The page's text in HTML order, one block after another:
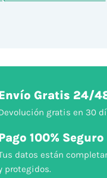
Gratis 24/
gratis en 30
100% Seguro
datos están
protegidos.